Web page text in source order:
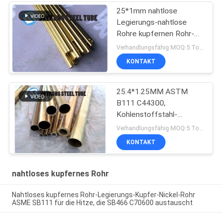
25*1mm nahtlose
Legierungs-nahtlose
Rohre kupfernen Rohr-
JIS H3300 C4430T
KONTAKT
25.4*1.25MM ASTM
B111 C44300,
Kohlenstoffstahl-
Messingrohr Admiralität
nahtloses
KONTAKT
nahtloses kupfernes Rohr
Nahtloses kupfernes Rohr-Legierungs-Kupfer-Nickel-Rohr
ASME SB111 für die Hitze, die SB466 C70600 austauscht